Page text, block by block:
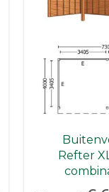
Refter